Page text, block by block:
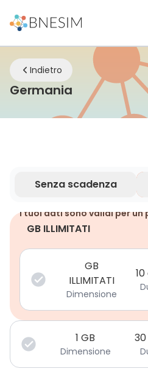
Indietro
GermaniaeSIM |
Senza scadenza
I tuoi dati sono validi per
GB ILLIMITATI
GB
ILLIMITATI
Dimensione
1 GB
Dimensione